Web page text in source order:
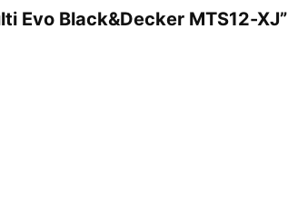
Evo Black&Decker MTS12-XJ”